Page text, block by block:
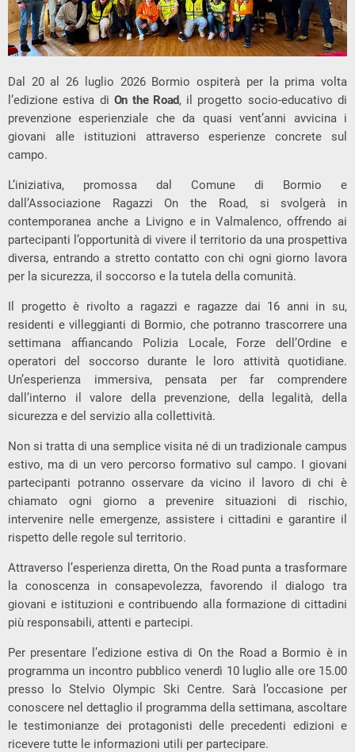
Dal 20 al 26 luglio 2026 Bormio ospiterà per la prima volta
l’edizione estiva di On the Road, il progetto socio-educativo di
prevenzione esperienziale che da quasi vent’anni avvicina i
giovani alle istituzioni attraverso esperienze concrete sul
campo.
L’iniziativa, promossa dal Comune di Bormio e
dall’Associazione Ragazzi On the Road, si svolgerà in
contemporanea anche a Livigno e in Valmalenco, offrendo ai
partecipanti l’opportunità di vivere il territorio da una prospettiva
diversa, entrando a stretto contatto con chi ogni giorno lavora
per la sicurezza, il soccorso e la tutela della comunità.
Il progetto è rivolto a ragazzi e ragazze dai 16 anni in su,
residenti e villeggianti di Bormio, che potranno trascorrere una
settimana affiancando Polizia Locale, Forze dell’Ordine e
operatori del soccorso durante le loro attività quotidiane.
Un’esperienza immersiva, pensata per far comprendere
dall’interno il valore della prevenzione, della legalità, della
sicurezza e del servizio alla collettività.
Non si tratta di una semplice visita né di un tradizionale campus
estivo, ma di un vero percorso formativo sul campo. I giovani
partecipanti potranno osservare da vicino il lavoro di chi è
chiamato ogni giorno a prevenire situazioni di rischio,
intervenire nelle emergenze, assistere i cittadini e garantire il
rispetto delle regole sul territorio.
Attraverso l’esperienza diretta, On the Road punta a trasformare
la conoscenza in consapevolezza, favorendo il dialogo tra
giovani e istituzioni e contribuendo alla formazione di cittadini
più responsabili, attenti e partecipi.
Per presentare l’edizione estiva di On the Road a Bormio è in
programma un incontro pubblico venerdì 10 luglio alle ore 15.00
presso lo Stelvio Olympic Ski Centre. Sarà l’occasione per
conoscere nel dettaglio il programma della settimana, ascoltare
le testimonianze dei protagonisti delle precedenti edizioni e
ricevere tutte le informazioni utili per partecipare.